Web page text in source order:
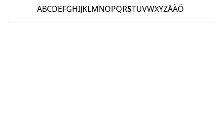
ABCDEFGHIJKLMNOPQRSTUVWXYZÅÄÖ